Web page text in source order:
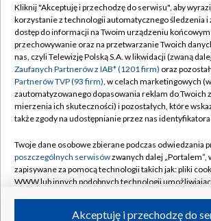
TVP
Abonament TVP
Emisja w TVP
Centrum informacji TVP
Naziemna Telewizja Cyfrowa
Rada Programowa
System NOS
Informacje o nadawcy
Regulamin TVP
Polityka prywatności
Moje zgody
Pomoc
Kontakt
Kanały
Kliknij "Akceptuję i przechodzę do serwisu", aby
korzystanie z technologii automatycznego śledzenia i
dostęp do informacji na Twoim urządzeniu końcowym
przechowywanie oraz na przetwarzanie Twoich
nas, czyli Telewizję Polską S.A. w likwidacji (zwaną
Zaufanych Partnerów z IAB* (1201 firm) oraz
Partnerów TVP (93 firm), w celach marketingowych
zautomatyzowanego dopasowania reklam do Twoich
mierzenia ich skuteczności) i pozostałych, które
także zgody na udostępnianie przez nas identyfikatora
Twoje dane osobowe zbierane podczas odwiedzania
poszczególnych serwisówzwanych dalej
zapisywane za pomocą technologii takich jak: pliki
WWW lub innych podobnych technologii
ruchu w Internecie.Akceptuję i przechodzę do